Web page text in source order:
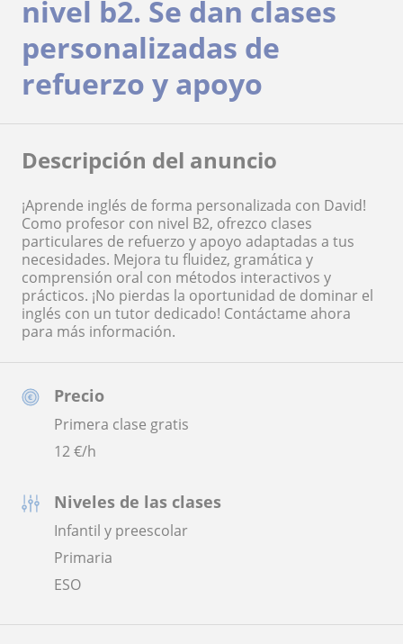
Precio
Primera clase gratis
12€/h
Niveles de las clases
Infantil y preescolar
Primaria
ESO
nivel b2. Se dan clases
personalizadas de
refuerzo y apoyo
Descripción del anuncio
¡Aprende inglés de forma personalizada con David!
Como profesor con nivel B2, ofrezco clases
particulares de refuerzo y apoyo adaptadas a tus
necesidades. Mejora tu fluidez, gramática y
comprensión oral con métodos interactivos y
prácticos. ¡No pierdas la oportunidad de dominar el
inglés con un tutor dedicado! Contáctame ahora
para más información.